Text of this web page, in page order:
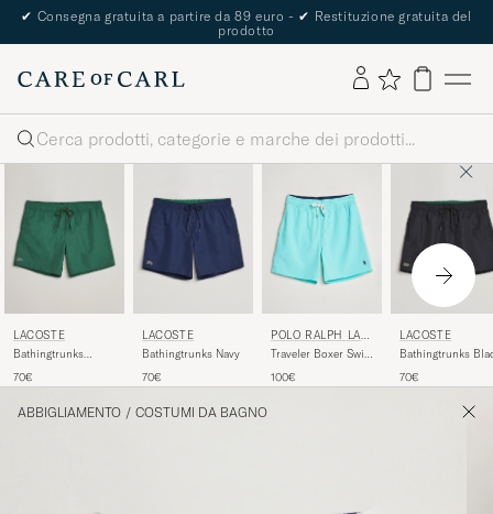
✔ Consegna gratuita a partire da 89 euro - ✔ Restituzione gratuita del
prodotto
Cerca
LACOSTE
Bathingtrunks
70€
LACOSTE
Bathingtrunks Navy
70€
POLO RALPH LAU
REN
Traveler Boxer Swim
Blue
100€
LACOSTE
Bathingtrunks
70€
ABBIGLIAMENTO / COSTUMI DA BAGNO